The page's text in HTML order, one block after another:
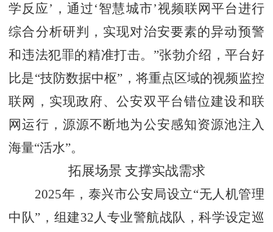
学反应’，通过‘智慧城市’视频联网平台进行
综合分析研判，实现对治安要素的异动预警
和违法犯罪的精准打击。”张勃介绍，平台好
比是“技防数据中枢”，将重点区域的视频监控
联网，实现政府、公安双平台错位建设和联
网运行，源源不断地为公安感知资源池注入
海量“活水”。
拓展场景 支撑实战需求
2025年，泰兴市公安局设立“无人机管理
中队”，组建32人专业警航战队，科学设定巡